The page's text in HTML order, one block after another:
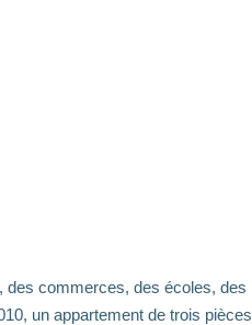
des commerces, des écoles, des
un appartement de trois pièces